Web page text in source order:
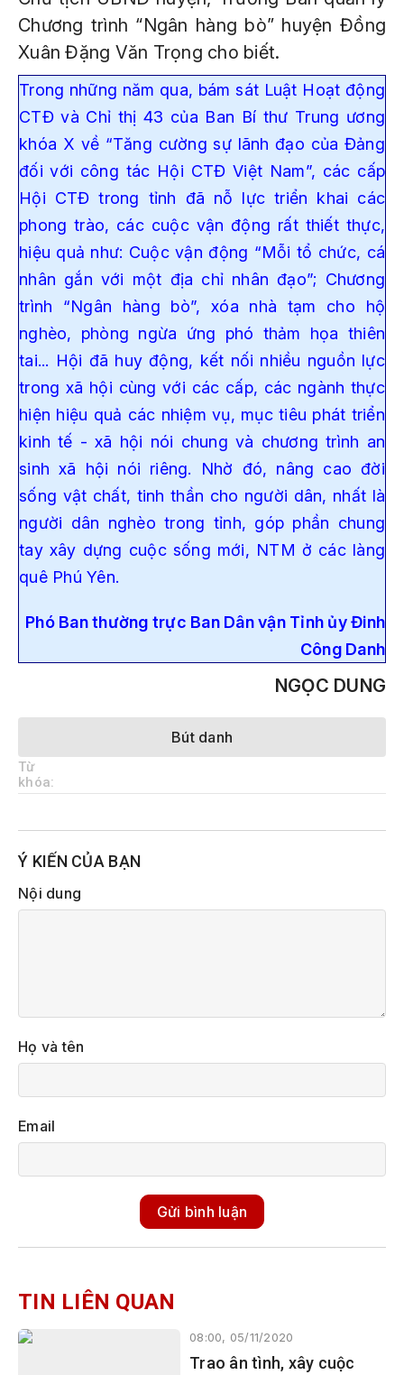
Chương trình “Ngân hàng bò” huyện Đồng
Xuân Đặng Văn Trọng cho biết.
Trong những năm qua, bám sát Luật Hoạt động
CTĐ và Chỉ thị 43 của Ban Bí thư Trung ương
khóa X về “Tăng cường sự lãnh đạo của Đảng
đối với công tác Hội CTĐ Việt Nam”, các cấp
Hội CTĐ trong tỉnh đã nỗ lực triển khai các
phong trào, các cuộc vận động rất thiết thực,
hiệu quả như: Cuộc vận động “Mỗi tổ chức, cá
nhân gắn với một địa chỉ nhân đạo”; Chương
trình “Ngân hàng bò”, xóa nhà tạm cho hộ
nghèo, phòng ngừa ứng phó thảm họa thiên
tai... Hội đã huy động, kết nối nhiều nguồn lực
trong xã hội cùng với các cấp, các ngành thực
hiện hiệu quả các nhiệm vụ, mục tiêu phát triển
kinh tế - xã hội nói chung và chương trình an
sinh xã hội nói riêng. Nhờ đó, nâng cao đời
sống vật chất, tinh thần cho người dân, nhất là
người dân nghèo trong tỉnh, góp phần chung
tay xây dựng cuộc sống mới, NTM ở các làng
quê Phú Yên.
Phó Ban thường trực Ban Dân vận Tỉnh ủy Đinh
Công Danh
NGỌC DUNG
Bút danh
Từ
khóa:
Ý KIẾN CỦA BẠN
Nội dung
Họ và tên
Email
Gửi bình luận
TIN LIÊN QUAN
08:00, 05/11/2020
Trao ân tình, xây cuộc